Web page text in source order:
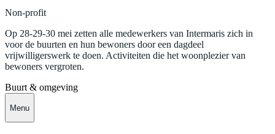
Non-profit
Op 28-29-30 mei zetten alle medewerkers van Intermaris zich in
voor de buurten en hun bewoners door een dagdeel
vrijwilligerswerk te doen. Activiteiten die het woonplezier van
bewoners vergroten.
Buurt & omgeving
Menu